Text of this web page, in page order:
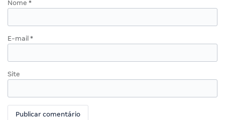
Nome *
E-mail *
Site